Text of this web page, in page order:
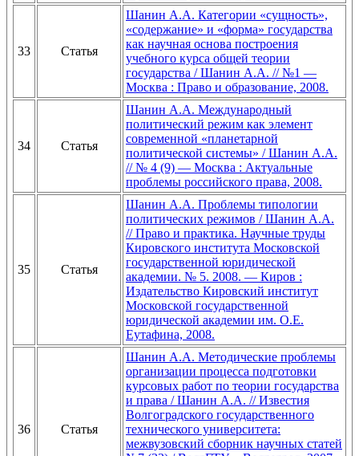
33 Статья
Шанин А.А. Категории «сущность»,
«содержание» и «форма» государства
как научная основа построения
учебного курса общей теории
государства / Шанин А.А. // №1 —
Москва : Право и образование, 2008.
34 Статья
Шанин А.А. Международный
политический режим как элемент
современной «планетарной
политической системы» / Шанин А.А.
// № 4 (9) — Москва : Актуальные
проблемы российского права, 2008.
35 Статья
Шанин А.А. Проблемы типологии
политических режимов / Шанин А.А.
// Право и практика. Научные труды
Кировского института Московской
государственной юридической
академии. № 5. 2008. — Киров :
Издательство Кировский институт
Московской государственной
юридической академии им. О.Е.
Еутафина, 2008.
36 Статья
Шанин А.А. Методические проблемы
организации процесса подготовки
курсовых работ по теории государства
и права / Шанин А.А. // Известия
Волгоградского государственного
технического университета:
межвузовский сборник научных статей